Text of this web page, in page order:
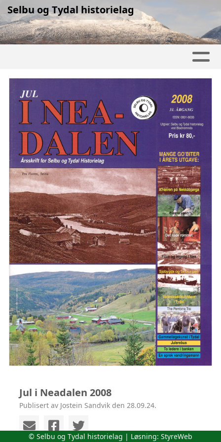
Selbu og Tydal historielag
Jul i Neadalen 2008
Publisert av Jostein Sandvik den 28.09.24.
© Selbu og Tydal historielag | Løsning: StyreWeb